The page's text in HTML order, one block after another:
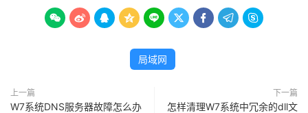
        
局域网
上一篇
W7系统DNS服务器故障怎么办
下一篇
怎样清理W7系统中冗余的dll文